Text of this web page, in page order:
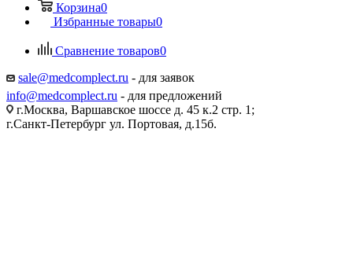
Корзина0
Избранные товары0
Сравнение товаров0
sale@medcomplect.ru - для заявок
info@medcomplect.ru - для предложений
г.Москва, Варшавское шоссе д. 45 к.2 стр. 1;
г.Санкт-Петербург ул. Портовая, д.15б.